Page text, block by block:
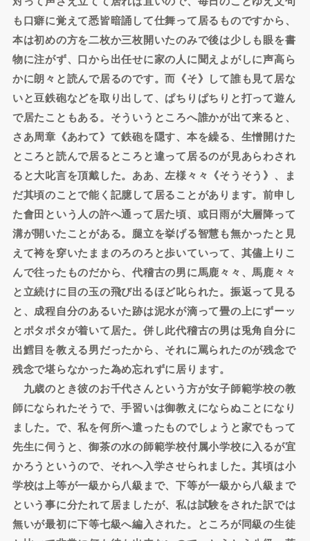
も口癖に覚えて悉皆暗誦して仕舞って居るものですから、
本は初めの方を二枚か三枚開いたのみで後は少しも眼を書
物に注がず、口から出任せに家の人に聞えよがしに声高ら
かに朗々と読んで居るのです。而《そ》して誰も見て居な
いと豆鉄砲などを取り出して、ぱちりぱちりと打って遊ん
で居たこともある。そういうところへ誰かが出て来ると、
さあ周章《あわて》て鉄砲を隠す、本を繰る、生憎開けた
ところと読んで居るところと違って居るのが見あらわされ
ると大叱言を頂戴した。ああ、左様々々《そうそう》、ま
だ其頃のことで能く記臆して居ることがあります。前申し
た會田という人の許へ通って居た頃、或日雨が大層降って
溝が開いたことがある。腿立を挙げる智慧も無かったと見
えて袴を穿いたままのろのろと歩いていって、其儘上りこ
んで往ったものだから、代稽古の男に馬鹿々々、馬鹿々々
と立続けに目の玉の飛び出るほど叱られた。振返って見る
と、成程自分のあるいた跡は泥水が滴って畳の上にずーッ
とポタポタが着いて居た。併し此代稽古の男は兎角自分に
出鱈目を教える男だったから、それに罵られたのが残念で
残念で堪らなかった為め忘れずに居ります。
九歳のとき彼のお千代さんという方が女子師範学校の教
師になられたそうで、手習いは御教えにならぬことになり
ました。で、私を何所へ遣ったものでしょうと家でもって
先生に伺うと、御茶の水の師範学校付属小学校に入るが宜
かろうというので、それへ入学させられました。其頃は小
学校は上等が一級から八級まで、下等が一級から八級まで
という事に分たれて居ましたが、私は試験をされた訳では
無いが最初に下等七級へ編入された。ところが同級の生徒